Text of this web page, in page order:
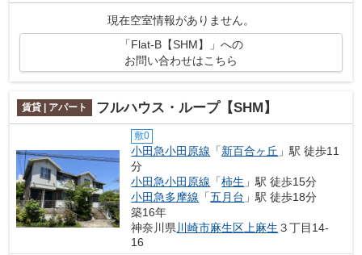
現在空室情報がありません。
「Flat-B【SHM】」への
お問い合わせはこちら
賃貸 | アパート フルハウス・ループ【SHM】
敷0
小田急小田原線 「新百合ヶ丘 」駅 徒歩11
分
小田急小田原線 「柿生 」駅 徒歩15分
小田急多摩線 「五月台 」駅 徒歩18分
築16年
神奈川県 川崎市麻生区 上麻生 ３丁目14-
16